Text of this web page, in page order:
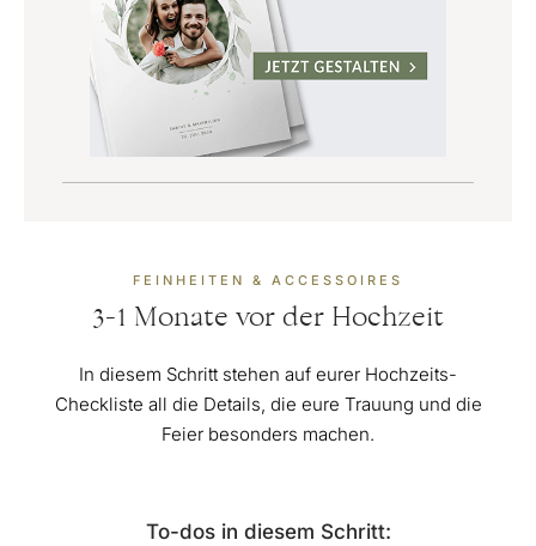
FEINHEITEN & ACCESSOIRES
3-1 Monate vor der Hochzeit
In diesem Schritt stehen auf eurer Hochzeits-
Checkliste all die Details, die eure Trauung und die
Feier besonders machen.
To-dos in diesem Schritt: